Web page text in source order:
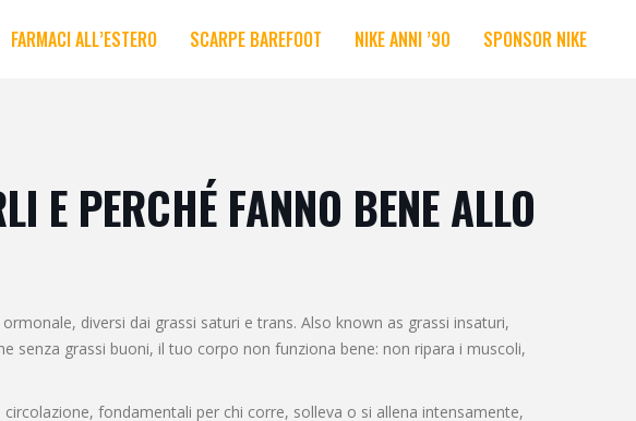
FARMACI ALL’ESTERO SCARPE BAREFOOT NIKE ANNI ’90 SPONSOR NIKE
E PERCHÉ FANNO BENE ALLO
diversi dai grassi saturi e trans. Also known as grassi insaturi,
senza grassi buoni, il tuo corpo non funziona bene: non ripara i muscoli,
fondamentali per chi corre, solleva o si allena intensamente,